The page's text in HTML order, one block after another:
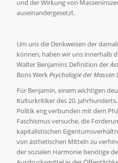
und der Wirkung von
auseinandergesetzt.
Um uns die Denkweisen der
können, haben wir uns innerhalb
Walter Benjamins Definition der
Bons WerkPsychologie der Massen
Für Benjamin, einem wichtigen
Kulturkritiker des 20.
Politik eng verbunden mit dem
Faschismus versuche, die
kapitalistischen
von ästhetischen Mitteln zu
der sozialen Harmonie benötige